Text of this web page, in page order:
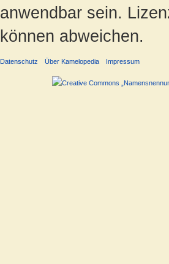
anwendbar sein.
können abweichen.
Datenschutz Über Kamelopedia Impressum